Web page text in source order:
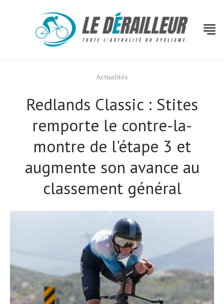
Actualités
Redlands Classic : Stites
remporte le contre-la-
montre de l'étape 3 et
augmente son avance au
classement général
Actualités
Tests de produits